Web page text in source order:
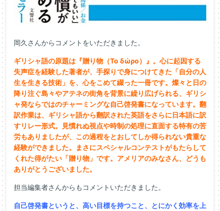
岡久さんからコメントをいただきました。
ギリシャ語の原題は『贈り物（Το δώρο）』。心に起因する
失声症を経験した著者が、手探りで身につけてきた「自分の人
生を生きる技術」を、心をこめて綴った一冊です。燦々と日の
降り注ぐ島々やアテネの街角を背景に繰り広げられる、ギリシ
ャ発ならではのチャーミングな自己啓発書になっています。翻
訳作業は、ギリシャ語から翻訳された英語をさらに日本語に訳
すリレー形式。見慣れぬ視点や時制の処理に直面する特有の苦
労もありましたが、この過程をとおしてしか得られない貴重な
経験ができました。まさにスペシャルコンテストがもたらして
くれた得がたい「贈り物」です。アメリアのみなさん、どうも
ありがとうございました。
担当編集者さんからもコメントいただきました。
自己啓発書というと、高い目標を持つこと、とにかく効率を上